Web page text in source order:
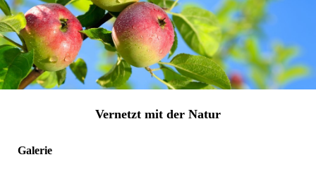
Vernetzt mit der Natur
Galerie